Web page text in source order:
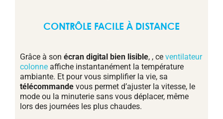
CONTRÔLE FACILE À DISTANCE
Grâce à son écran digital bien lisible, , ce ventilateur
colonne affiche instantanément la température
ambiante. Et pour vous simplifier la vie, sa
télécommande vous permet d’ajuster la vitesse, le
mode ou la minuterie sans vous déplacer, même
lors des journées les plus chaudes.